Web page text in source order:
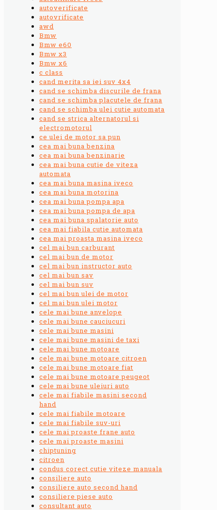
autoverificate
autovrificate
awd
Bmw
Bmw e60
Bmw x3
Bmw x6
c class
cand merita sa iei suv 4x4
cand se schimba discurile de frana
cand se schimba placutele de frana
cand se schimba ulei cutie automata
cand se strica alternatorul si
electromotorul
ce ulei de motor sa pun
cea mai buna benzina
cea mai buna benzinarie
cea mai buna cutie de viteza
automata
cea mai buna masina iveco
cea mai buna motorina
cea mai buna pompa apa
cea mai buna pompa de apa
cea mai buna spalatorie auto
cea mai fiabila cutie automata
cea mai proasta masina iveco
cel mai bun carburant
cel mai bun de motor
cel mai bun instructor auto
cel mai bun sav
cel mai bun suv
cel mai bun ulei de motor
cel mai bun ulei motor
cele mai bune anvelope
cele mai bune cauciucuri
cele mai bune masini
cele mai bune masini de taxi
cele mai bune motoare
cele mai bune motoare citroen
cele mai bune motoare fiat
cele mai bune motoare peugeot
cele mai bune uleiuri auto
cele mai fiabile masini second
hand
cele mai fiabile motoare
cele mai fiabile suv-uri
cele mai proaste frane auto
cele mai proaste masini
chiptuning
citroen
condus corect cutie viteze manuala
consiliere auto
consiliere auto second hand
consiliere piese auto
consultant auto